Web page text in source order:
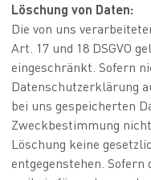
Löschung von Daten:
Die von uns
Art. 17 und 18 DSGVO
eingeschränkt. Sofern
Datenschutzerklärung
bei uns gespeicherten
Zweckbestimmung
Löschung keine
entgegenstehen. Sofern